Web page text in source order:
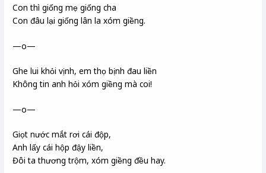
Con thì giống mẹ giống cha
Con đâu lại giống lân la xóm giềng.
—o—
Ghe lui khỏi vịnh, em thọ bịnh đau liền
Không tin anh hỏi xóm giềng mà coi!
—o—
Giọt nước mắt rơi cái độp,
Anh lấy cái hộp đậy liền,
Đôi ta thương trộm, xóm giềng đều hay.